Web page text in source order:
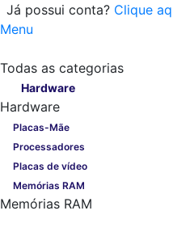
Já possui conta? Clique
Menu
Todas as categorias
Hardware
Hardware
Placas-Mãe
Processadores
Placas de vídeo
Memórias RAM
Memórias RAM